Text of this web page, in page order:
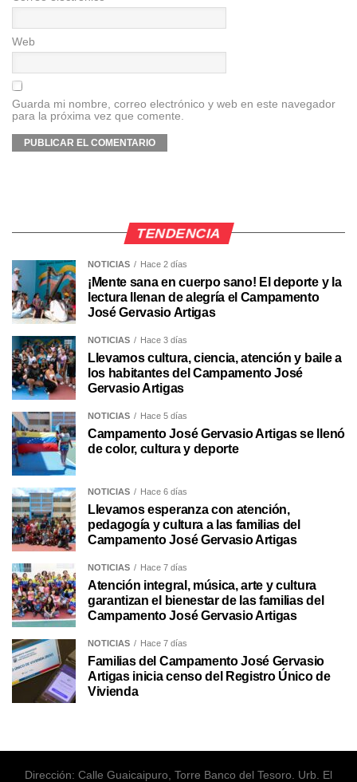
Web
Guarda mi nombre, correo electrónico y web en este navegador
para la próxima vez que comente.
TENDENCIA
NOTICIAS Hace 2 días
¡Mente sana en cuerpo sano! El deporte y la
lectura llenan de alegría el Campamento
José Gervasio Artigas
NOTICIAS Hace 3 días
Llevamos cultura, ciencia, atención y baile a
los habitantes del Campamento José
Gervasio Artigas
NOTICIAS Hace 5 días
Campamento José Gervasio Artigas se llenó
de color, cultura y deporte
NOTICIAS Hace 6 días
Llevamos esperanza con atención,
pedagogía y cultura a las familias del
Campamento José Gervasio Artigas
NOTICIAS Hace 7 días
Atención integral, música, arte y cultura
garantizan el bienestar de las familias del
Campamento José Gervasio Artigas
NOTICIAS Hace 7 días
Familias del Campamento José Gervasio
Artigas inicia censo del Registro Único de
Vivienda
Dirección: Calle Guaicaipuro, Torre Banco del Tesoro. Urb. El